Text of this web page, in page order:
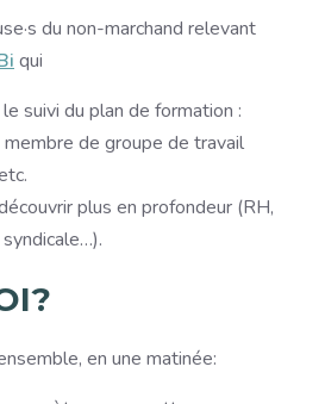
du non-marchand relevant
qui
suivi du plan de formation :
membre de groupe de travail
plus en profondeur (RH,
en une matinée: